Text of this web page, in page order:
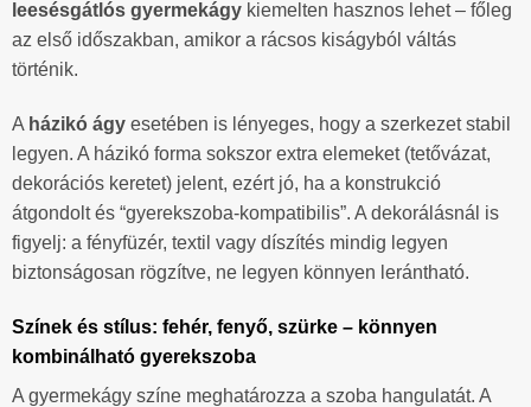
leesésgátlós gyermekágy kiemelten hasznos lehet – főleg
az első időszakban, amikor a rácsos kiságyból váltás
történik.
A házikó ágy esetében is lényeges, hogy a szerkezet stabil
legyen. A házikó forma sokszor extra elemeket (tetővázat,
dekorációs keretet) jelent, ezért jó, ha a konstrukció
átgondolt és “gyerekszoba-kompatibilis”. A dekorálásnál is
figyelj: a fényfüzér, textil vagy díszítés mindig legyen
biztonságosan rögzítve, ne legyen könnyen lerántható.
Színek és stílus: fehér, fenyő, szürke – könnyen
kombinálható gyerekszoba
A gyermekágy színe meghatározza a szoba hangulatát. A